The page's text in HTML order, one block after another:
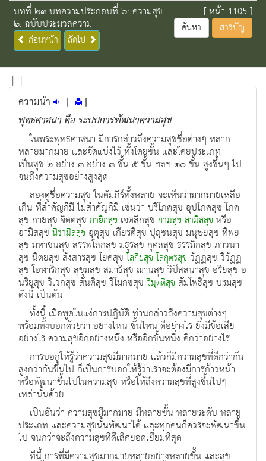
บทที่ ๒๓ บทความประกอบที่ ๖: ความสุข
๒: ฉบับประมวลความ
ก่อนหน้า ถัดไป
[ หน้า 1105 ]
ค้นหา สารบัญ
| |
ความนำ |
|
พุทธศาสนา คือ ระบบการพัฒนาความสุข
ในพระพุทธศาสนา มีการกล่าวถึงความสุขชื่อต่างๆ หลาก
หลายมากมาย และจัดแบ่งไว้ ทั้งโดยขั้น และโดยประเภท
เป็นสุข ๒ อย่าง ๓ อย่าง ๓ ขั้น ๕ ขั้น ฯลฯ ๑๐ ขั้น สูงขึ้นๆ ไป
จนถึงความสุขอย่างสูงสุด
ลองดูชื่อความสุข ในคัมภีร์ทั้งหลาย จะเห็นว่ามากมายเหลือ
เกิน ที่สำคัญก็มี ไม่สำคัญก็มี เช่นว่า บริโภคสุข อุปโภคสุข โภค
สุข กายสุข จิตตสุข กายิกสุข เจตสิกสุข กามสุข สามิสสุข หรือ
อามิสสุข นิรามิสสุข อุตุสุข เกียรติสุข ปุถุชนสุข มนุษยสุข ทิพย
สุข มหาชนสุข สรรพโลกสุข มธุรสุข กุศลสุข ธรรมิกสุข ภาวนา
สุข นิตยสุข สังสารสุข โยคสุขโลกิยสุข โลกุตรสุข วัฏฏสุข วิวัฏฏ
สุข โอฬาริกสุข สุขุมสุข สมาธิสุข ฌานสุข วิปัสสนาสุข อริยสุข อ
นริยสุข วิเวกสุข สันติสุข วิโมกขสุขวิมุตติสุข สัมโพธิสุข บรมสุข
ดังนี้ เป็นต้น
ทั้งนี้ เมื่อพูดในแง่การปฏิบัติ ท่านกล่าวถึงความสุขต่างๆ
พร้อมทั้งบอกด้วยว่า อย่างไหน ขั้นไหน ดีอย่างไร ยังมีข้อเสีย
อย่างไร ความสุขอีกอย่างหนึ่ง หรืออีกขั้นหนึ่ง ดีกว่าอย่างไร
การบอกให้รู้ว่าความสุขมีมากมาย แล้วก็มีความสุขที่ดีกว่ากัน
สูงกว่ากันขึ้นไป ก็เป็นการบอกให้รู้ว่าเราจะต้องมีการก้าวหน้า
หรือพัฒนาขึ้นไปในความสุข หรือให้ถึงความสุขที่สูงขึ้นไปๆ
เหล่านั้นด้วย
เป็นอันว่า ความสุขมีมากมาย มีหลายขั้น หลายระดับ หลาย
ประเภท และความสุขนั้นพัฒนาได้ และทุกคนก็ควรจะพัฒนาขึ้น
ไป จนกว่าจะถึงความสุขที่ดีเลิศยอดเยี่ยมที่สุด
ทีนี้ การที่มีความสุขมากมายหลายอย่างหลายขั้น และสุข